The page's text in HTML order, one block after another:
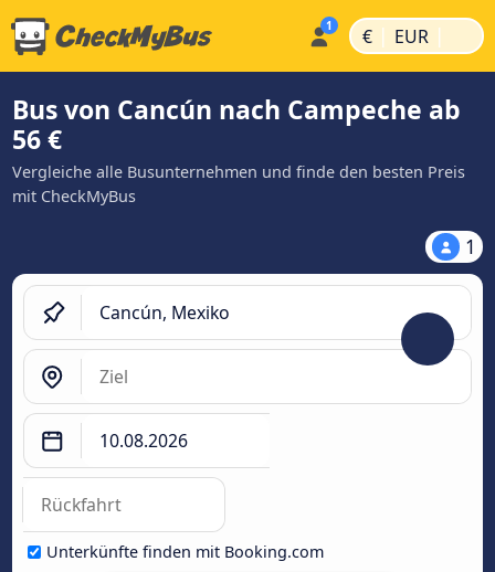
€ | EUR |
Bus von Cancún nach Campeche ab
56 €
Vergleiche alle Busunternehmen und finde den besten Preis
mit CheckMyBus
1
Unterkünfte finden mit Booking.com